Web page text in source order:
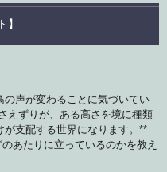
】
声が変わることに気づいてい
えずりが、ある高さを境に種類
支配する世界になります。**
あたりに立っているのかを教え